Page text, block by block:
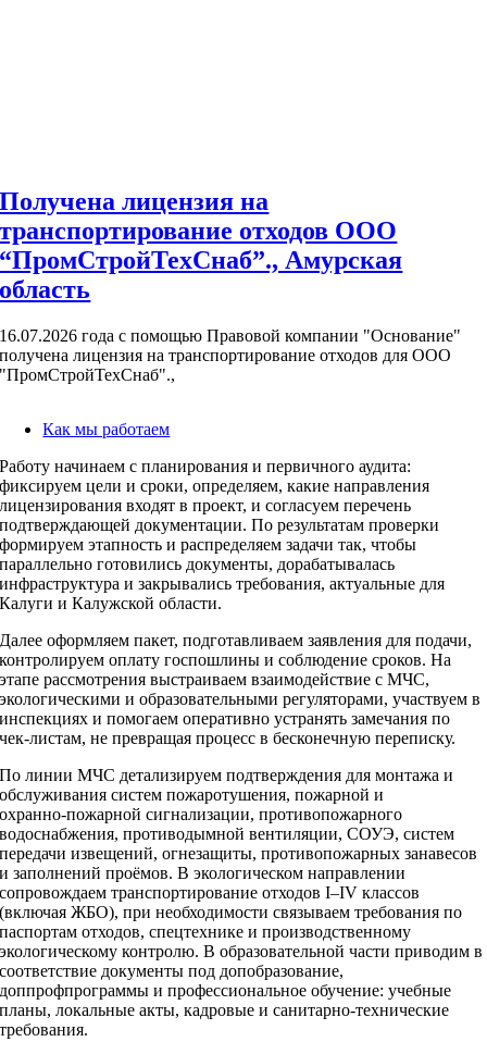
Получена лицензия на
транспортирование отходов ООО
“ПромСтройТехСнаб”., Амурская
область
16.07.2026 года с помощью Правовой компании "Основание"
получена лицензия на транспортирование отходов для ООО
"ПромСтройТехСнаб".,
Как мы работаем
Работу начинаем с планирования и первичного аудита:
фиксируем цели и сроки, определяем, какие направления
лицензирования входят в проект, и согласуем перечень
подтверждающей документации. По результатам проверки
формируем этапность и распределяем задачи так, чтобы
параллельно готовились документы, дорабатывалась
инфраструктура и закрывались требования, актуальные для
Калуги и Калужской области.
Далее оформляем пакет, подготавливаем заявления для подачи,
контролируем оплату госпошлины и соблюдение сроков. На
этапе рассмотрения выстраиваем взаимодействие с МЧС,
экологическими и образовательными регуляторами, участвуем в
инспекциях и помогаем оперативно устранять замечания по
чек‑листам, не превращая процесс в бесконечную переписку.
По линии МЧС детализируем подтверждения для монтажа и
обслуживания систем пожаротушения, пожарной и
охранно‑пожарной сигнализации, противопожарного
водоснабжения, противодымной вентиляции, СОУЭ, систем
передачи извещений, огнезащиты, противопожарных занавесов
и заполнений проёмов. В экологическом направлении
сопровождаем транспортирование отходов I–IV классов
(включая ЖБО), при необходимости связываем требования по
паспортам отходов, спецтехнике и производственному
экологическому контролю. В образовательной части приводим в
соответствие документы под допобразование,
доппрофпрограммы и профессиональное обучение: учебные
планы, локальные акты, кадровые и санитарно‑технические
требования.